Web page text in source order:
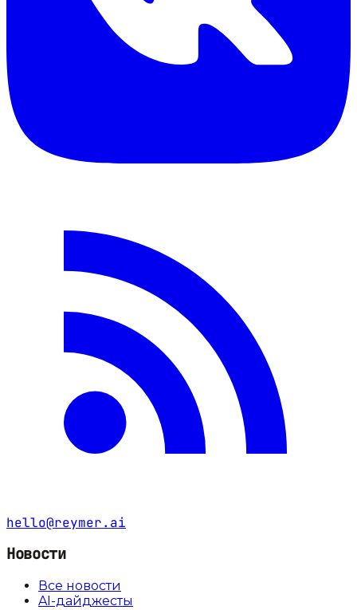
hello@reymer.ai
Новости
Все новости
AI-дайджесты